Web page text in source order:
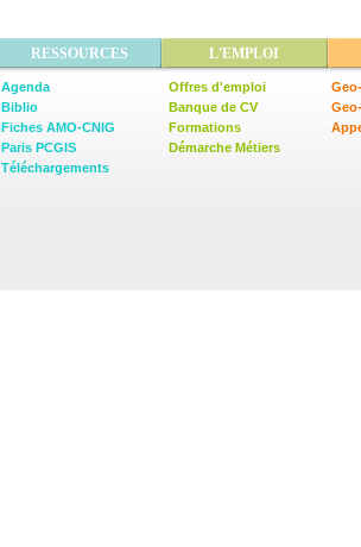
RESSOURCES L'EMPLOI
Agenda
Biblio
Fiches AMO-CNIG
Paris PCGIS
Téléchargements
Offres d'emploi
Banque de CV
Formations
Démarche Métiers